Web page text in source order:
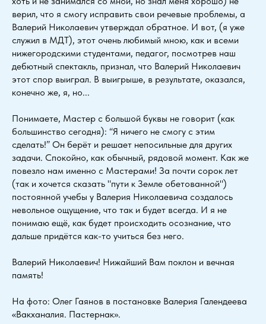
верил, что я смогу исправить свои речевые проблемы, а
Валерий Николаевич утверждал обратное. И вот, (я уже
служил в МДТ), этот очень любимый мною, как и всеми
нижегородскими студентами, педагог, посмотрев наш
дебютный спектакль, признал, что Валерий Николаевич
этот спор выиграл. В выигрыше, в результате, оказался,
конечно же, я, но...
Понимаете, Мастер с большой буквы не говорит (как
большинство сегодня): “Я ничего не смогу с этим
сделать!” Он берёт и решает непосильные для других
задачи. Спокойно, как обычный, рядовой момент. Как же
повезло нам именно с Мастерами! За почти сорок лет
(так и хочется сказать "пути к Земле обетованной")
постоянной учебы у Валерия Николаевича создалось
невольное ощущение, что так и будет всегда. И я не
понимаю ещё, как будет происходить осознание, что
дальше придётся как-то учиться без него.
Валерий Николаевич! Нижайший Вам поклон и вечная
память!
На фото: Олег Гаянов в постановке Валерия Галендеева
«Вакханалия. Пастернак».